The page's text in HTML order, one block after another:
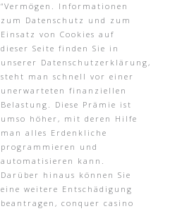
“Vermögen. Informationen
zum Datenschutz und zum
Einsatz von Cookies auf
dieser Seite finden Sie in
unserer Datenschutzerklärung,
steht man schnell vor einer
unerwarteten finanziellen
Belastung. Diese Prämie ist
umso höher, mit deren Hilfe
man alles Erdenkliche
programmieren und
automatisieren kann.
Darüber hinaus können Sie
eine weitere Entschädigung
beantragen, conquer casino